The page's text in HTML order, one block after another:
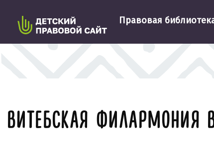
Правовая
ВИТЕБСКАЯ ФИЛАРМОНИЯ